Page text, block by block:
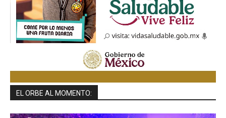
EL ORBE AL MOMENTO: